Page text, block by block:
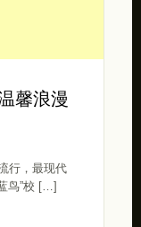
馨浪漫
行，最现代
鸟”校 […]